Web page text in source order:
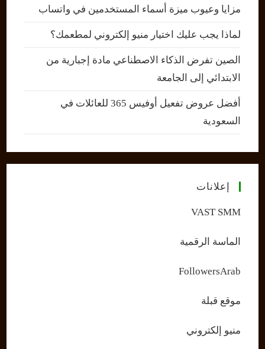
مزايا وعيوب ميزة أسماء المستخدمين في واتساب
لماذا يجب عليك اختيار منيو إلكتروني لمطعمك؟
الصين تفرض الذكاء الاصطناعي مادة إجبارية من
الابتدائي إلى الجامعة
أفضل عروض تفعيل أوفيس 365 للعائلات في
السعودية
إعلانات
VAST SMM
الماسة الرقمية
FollowersArab
موقع قبلة
منيو إلكتروني